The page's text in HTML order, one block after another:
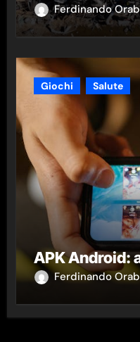
Ferdinando
Giochi Salute
APK Android:
Ferdinando